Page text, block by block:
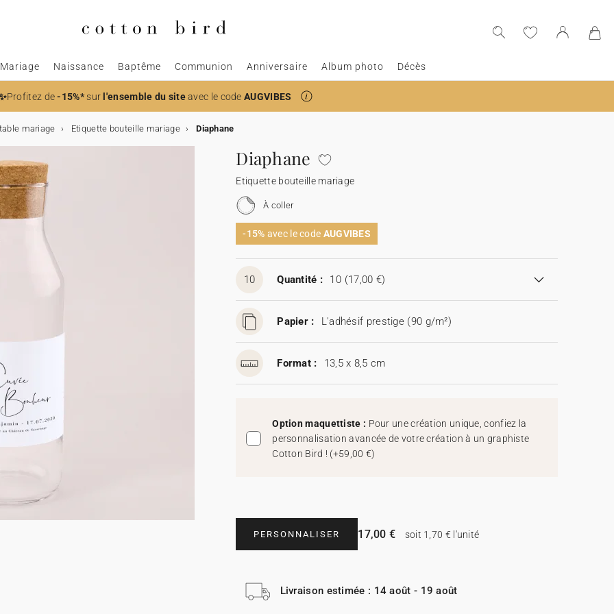
Mariage Naissance Baptême Communion Anniversaire Album photo Décès
Profitez de-15%*surl'ensemble du siteavec le code AUGVIBES
mariage Etiquette bouteille mariage Diaphane
Diaphane
Etiquette bouteille mariage
À coller
-15% avec le code AUGVIBES
10 Quantité : 10 (17,00 €)
Papier : L'adhésif prestige (90 g/m²)
Format : 13,5 x 8,5 cm
Option maquettiste : Pour une création unique, confiez la
personnalisation avancée de votre création à un graphiste
Cotton Bird ! (+59,00 €)
PERSONNALISER 17,00 € soit 1,70 € l'unité
Livraison estimée : 14 août - 19 août